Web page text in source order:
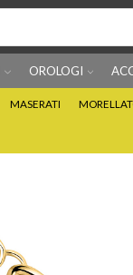
OROLOGI
MASERATI